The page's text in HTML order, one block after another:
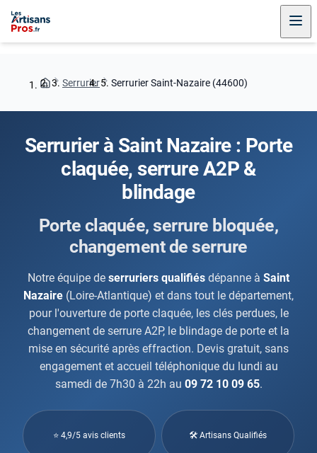
Serrurier Serrurier Saint-Nazaire (44600)
Serrurier à Saint Nazaire : Porte
claquée, serrure A2P &
blindage
Porte claquée, serrure bloquée,
changement de serrure
Notre équipe de serruriers qualifiés dépanne à Saint
Nazaire (Loire-Atlantique) et dans tout le département,
pour l'ouverture de porte claquée, les clés perdues, le
changement de serrure A2P, le blindage de porte et la
mise en sécurité après effraction. Devis gratuit, sans
engagement et accueil téléphonique du lundi au
samedi de 7h30 à 22h au 09 72 10 09 65.
⭐ 4,9/5 avis clients 🛠 Artisans Qualifiés